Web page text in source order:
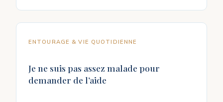
ENTOURAGE & VIE QUOTIDIENNE
Je ne suis pas assez malade pour
demander de l’aide